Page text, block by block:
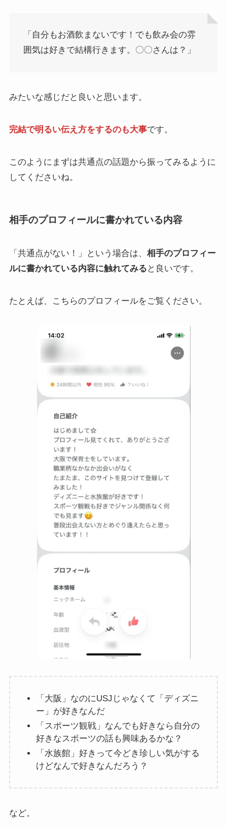
「自分もお酒飲まないです！でも飲み会の雰
囲気は好きで結構行きます。〇〇さんは？」
みたいな感じだと良いと思います。
完結で明るい伝え方をするのも大事です。
このようにまずは共通点の話題から振ってみるように
してくださいね。
相手のプロフィールに書かれている内容
「共通点がない！」という場合は、 相手のプロフィー
ルに書かれている内容に触れてみる と良いです。
たとえば、こちらのプロフィールをご覧ください。
「大阪」なのにUSJじゃなくて「ディズニ
ー」が好きなんだ
「スポーツ観戦」なんでも好きなら自分の
好きなスポーツの話も興味あるかな？
「水族館」好きって今どき珍しい気がする
けどなんで好きなんだろう？
など。